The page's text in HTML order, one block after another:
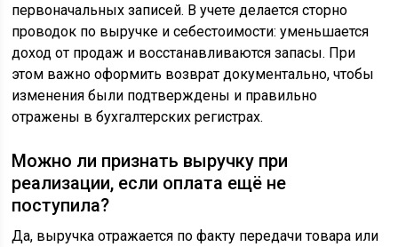
первоначальных записей. В учете делается сторно
проводок по выручке и себестоимости: уменьшается
доход от продаж и восстанавливаются запасы. При
этом важно оформить возврат документально, чтобы
изменения были подтверждены и правильно
отражены в бухгалтерских регистрах.
Можно ли признать выручку при
реализации, если оплата ещё не
поступила?
Да, выручка отражается по факту передачи товара или